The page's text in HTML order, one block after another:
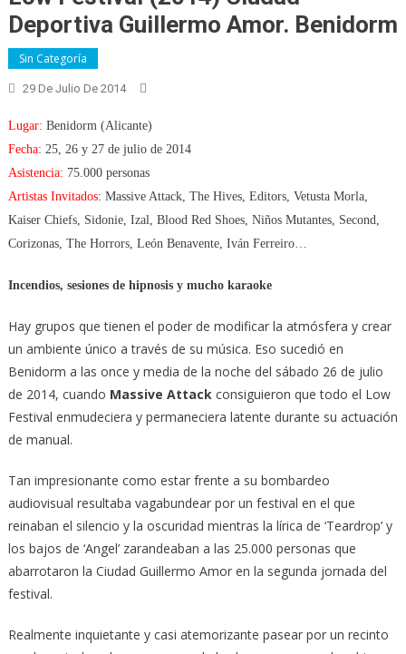
Deportiva Guillermo Amor. Benidorm
Sin Categoría
29 De Julio De 2014
Lugar: Benidorm (Alicante)
Fecha: 25, 26 y 27 de julio de 2014
Asistencia: 75.000 personas
Artistas Invitados: Massive Attack, The Hives, Editors, Vetusta Morla,
Kaiser Chiefs, Sidonie, Izal, Blood Red Shoes, Niños Mutantes, Second,
Corizonas, The Horrors, León Benavente, Iván Ferreiro…
Incendios, sesiones de hipnosis y mucho karaoke
Hay grupos que tienen el poder de modificar la atmósfera y crear
un ambiente único a través de su música. Eso sucedió en
Benidorm a las once y media de la noche del sábado 26 de julio
de 2014, cuando Massive Attack consiguieron que todo el Low
Festival enmudeciera y permaneciera latente durante su actuación
de manual.
Tan impresionante como estar frente a su bombardeo
audiovisual resultaba vagabundear por un festival en el que
reinaban el silencio y la oscuridad mientras la lírica de ‘Teardrop’ y
los bajos de ‘Angel’ zarandeaban a las 25.000 personas que
abarrotaron la Ciudad Guillermo Amor en la segunda jornada del
festival.
Realmente inquietante y casi atemorizante pasear por un recinto